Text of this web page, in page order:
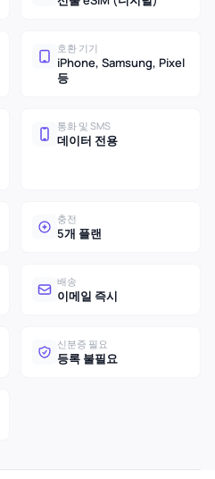
호환 기기
iPhone, Samsung, Pixel
등
통화 및 SMS
데이터 전용
충전
5개 플랜
배송
이메일 즉시
신분증 필요
등록 불필요